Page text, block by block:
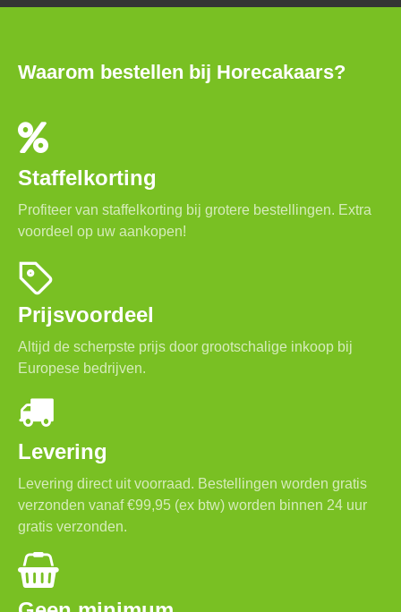
Waarom bestellen bij Horecakaars?
Staffelkorting
Profiteer van staffelkorting bij grotere bestellingen. Extra
voordeel op uw aankopen!
Prijsvoordeel
Altijd de scherpste prijs door grootschalige inkoop bij
Europese bedrijven.
Levering
Levering direct uit voorraad. Bestellingen worden gratis
verzonden vanaf €99,95 (ex btw) worden binnen 24 uur
gratis verzonden.